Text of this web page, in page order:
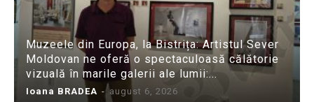
Muzeele din Europa, la Bistrița: Artistul Sever
Moldovan ne oferă o spectaculoasă călătorie
vizuală în marile galerii ale lumii:...
Ioana BRADEA - august 6, 2026